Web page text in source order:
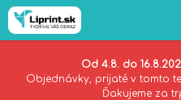
Od 4.8. do
Objednávky, prijaté v tomto
Ďakujeme za